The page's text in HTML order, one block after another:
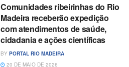
Comunidades ribeirinhas do Rio
Madeira receberão expedição
com atendimentos de saúde,
cidadania e ações científicas
BY PORTAL RIO MADEIRA
20 DE MAIO DE 2026